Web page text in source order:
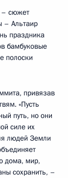
– сюжет
– Альтаир
праздника
бамбуковые
полоски
привязав
«Пусть
путь, но они
силе их
людей Земли
дома, мир,
сохранить, –